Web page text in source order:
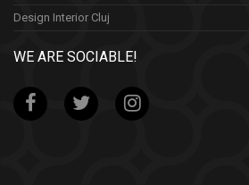
Design Interior Cluj
WE ARE SOCIABLE!